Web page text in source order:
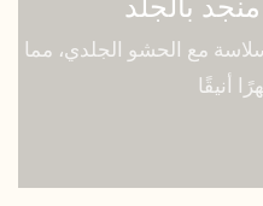
بالجلد
مع الحشو الجلدي، مما